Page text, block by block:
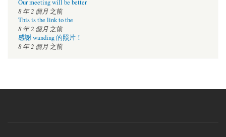
Our meeting will be better
8 年 2 個月 之前
This is the link to the
8 年 2 個月 之前
感謝 wanding 的照片！
8 年 2 個月 之前